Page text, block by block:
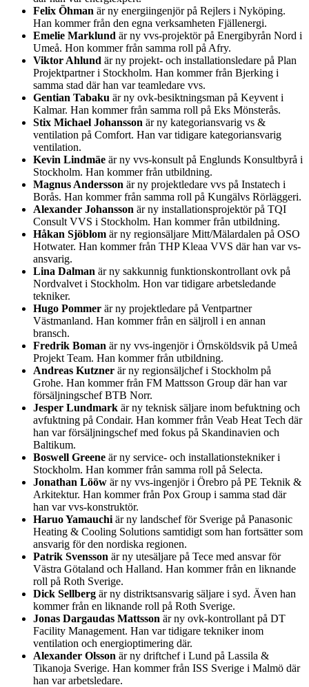
Felix Öhman är ny energiingenjör på Rejlers i Nyköping.
Han kommer från den egna verksamheten Fjällenergi.
Emelie Marklund är ny vvs-projektör på Energibyrån Nord i
Umeå. Hon kommer från samma roll på Afry.
Viktor Ahlund är ny projekt- och installationsledare på Plan
Projektpartner i Stockholm. Han kommer från Bjerking i
samma stad där han var teamledare vvs.
Gentian Tabaku är ny ovk-besiktningsman på Keyvent i
Kalmar. Han kommer från samma roll på Eks Mönsterås.
Stix Michael Johansson är ny kategoriansvarig vs &
ventilation på Comfort. Han var tidigare kategoriansvarig
ventilation.
Kevin Lindmäe är ny vvs-konsult på Englunds Konsultbyrå i
Stockholm. Han kommer från utbildning.
Magnus Andersson är ny projektledare vvs på Instatech i
Borås. Han kommer från samma roll på Kungälvs Rörläggeri.
Alexander Johansson är ny installationsprojektör på TQI
Consult VVS i Stockholm. Han kommer från utbildning.
Håkan Sjöblom är ny regionsäljare Mitt/Mälardalen på OSO
Hotwater. Han kommer från THP Kleaa VVS där han var vs-
ansvarig.
Lina Dalman är ny sakkunnig funktionskontrollant ovk på
Nordvalvet i Stockholm. Hon var tidigare arbetsledande
tekniker.
Hugo Pommer är ny projektledare på Ventpartner
Västmanland. Han kommer från en säljroll i en annan
bransch.
Fredrik Boman är ny vvs-ingenjör i Örnsköldsvik på Umeå
Projekt Team. Han kommer från utbildning.
Andreas Kutzner är ny regionsäljchef i Stockholm på
Grohe. Han kommer från FM Mattsson Group där han var
försäljningschef BTB Norr.
Jesper Lundmark är ny teknisk säljare inom befuktning och
avfuktning på Condair. Han kommer från Veab Heat Tech där
han var försäljningschef med fokus på Skandinavien och
Baltikum.
Boswell Greene är ny service- och installationstekniker i
Stockholm. Han kommer från samma roll på Selecta.
Jonathan Lööw är ny vvs-ingenjör i Örebro på PE Teknik &
Arkitektur. Han kommer från Pox Group i samma stad där
han var vvs-konstruktör.
Haruo Yamauchi är ny landschef för Sverige på Panasonic
Heating & Cooling Solutions samtidigt som han fortsätter som
ansvarig för den nordiska regionen.
Patrik Svensson är ny utesäljare på Tece med ansvar för
Västra Götaland och Halland. Han kommer från en liknande
roll på Roth Sverige.
Dick Sellberg är ny distriktsansvarig säljare i syd. Även han
kommer från en liknande roll på Roth Sverige.
Jonas Dargaudas Mattsson är ny ovk-kontrollant på DT
Facility Management. Han var tidigare tekniker inom
ventilation och energioptimering där.
Alexander Olsson är ny driftchef i Lund på Lassila &
Tikanoja Sverige. Han kommer från ISS Sverige i Malmö där
han var arbetsledare.